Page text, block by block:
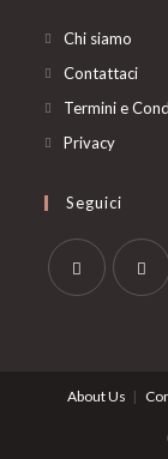
Chi siamo
Contattaci
Termini e
Privacy
Seguici
new
new
About Us